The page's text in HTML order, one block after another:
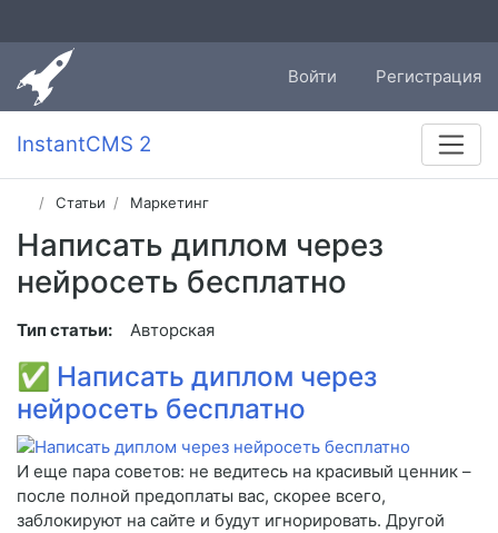
Войти Регистрация
InstantCMS 2
Статьи Маркетинг
Написать диплом через
нейросеть бесплатно
Тип статьи: Авторская
✅ Написать диплом через
нейросеть бесплатно
И еще пара советов: не ведитесь на красивый ценник –
после полной предоплаты вас, скорее всего,
заблокируют на сайте и будут игнорировать. Другой